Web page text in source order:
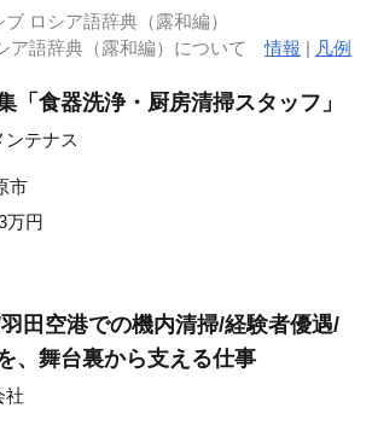
ロシア語辞典（露和編）
ア語辞典（露和編）について情報 | 凡例
「食器洗浄・厨房清掃スタッフ」
テナス
市
万円
田空港での機内清掃/経験者優遇/
、舞台裏から支える仕事
社